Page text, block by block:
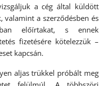
a cég által küldött
valamint a szerződésben és
előírtakat, s ennek
fizetésére kötelezzük –
kapcsán.
aljas trükkel próbált meg